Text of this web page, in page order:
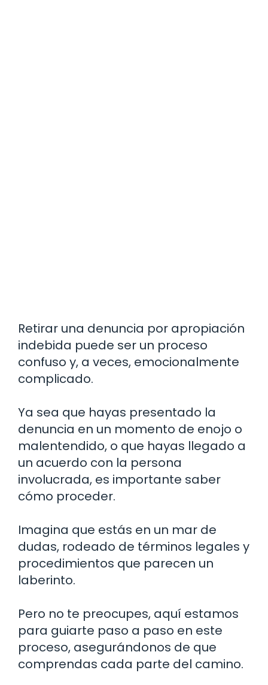
Retirar una denuncia por apropiación
indebida puede ser un proceso
confuso y, a veces, emocionalmente
complicado.
Ya sea que hayas presentado la
denuncia en un momento de enojo o
malentendido, o que hayas llegado a
un acuerdo con la persona
involucrada, es importante saber
cómo proceder.
Imagina que estás en un mar de
dudas, rodeado de términos legales y
procedimientos que parecen un
laberinto.
Pero no te preocupes, aquí estamos
para guiarte paso a paso en este
proceso, asegurándonos de que
comprendas cada parte del camino.